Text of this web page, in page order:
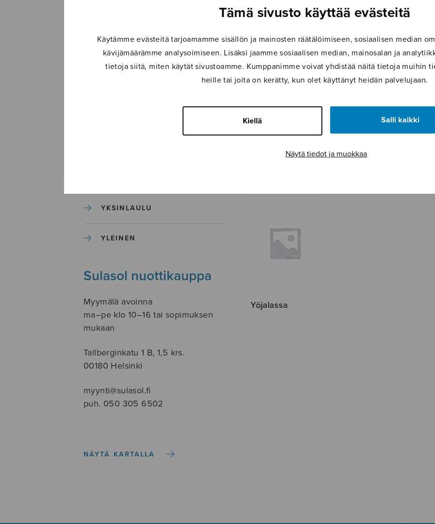
Tämä sivusto käyttää evästeitä
Käytämme evästeitä tarjoamamme sisällön ja mainosten räätälöimiseen, sosiaalisen median
kävijämäärämme analysoimiseen. Lisäksi jaamme sosiaalisen median, mainosalan ja
tietoja siitä, miten käytät sivustoamme. Kumppanimme voivat yhdistää näitä tietoja muihin
heille tai joita on kerätty, kun olet käyttänyt heidän palvelujaan.
Kiellä Salli kaikki
Näytä tiedot ja muokkaa
MUUT
YKSINLAULU
YLEINEN
Sulasol nuottikauppa
Myymälä avoinna
ma–pe klo 10–16 tai sopimuksen
mukaan
Tallberginkatu 1 B, 1,5 krs.
00180 Helsinki
myynti@sulasol.fi
puh. 050 305 6502
NÄYTÄ KARTALLA
piano)
piano)
Romanssi, oboelle
Rukous yölle
Yöjalassa